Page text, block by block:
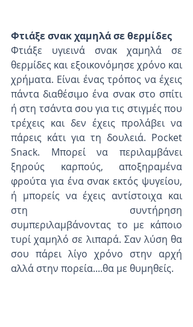
Φτιάξε σνακ χαμηλά σε θερμίδες
Φτιάξε υγιεινά σνακ χαμηλά σε
θερμίδες και εξοικονόμησε χρόνο και
χρήματα. Είναι ένας τρόπος να έχεις
πάντα διαθέσιμο ένα σνακ στο σπίτι
ή στη τσάντα σου για τις στιγμές που
τρέχεις και δεν έχεις προλάβει να
πάρεις κάτι για τη δουλειά. Pocket
Snack. Μπορεί να περιλαμβάνει
ξηρούς καρπούς, αποξηραμένα
φρούτα για ένα σνακ εκτός ψυγείου,
ή μπορείς να έχεις αντίστοιχα και
στη συντήρηση
συμπεριλαμβάνοντας το με κάποιο
τυρί χαμηλό σε λιπαρά. Σαν λύση θα
σου πάρει λίγο χρόνο στην αρχή
αλλά στην πορεία....θα με θυμηθείς.